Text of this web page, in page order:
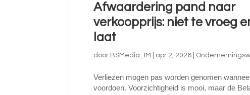
Afwaardering pand naar
verkoopprijs: niet te vroeg
laat
door BSMedia_IM apr 2, 2026
Verliezen mogen pas worden genomen
voordoen. Voorzichtigheid is mooi, maar de